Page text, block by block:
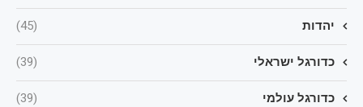
יהדות (45)
כדורגל ישראלי (39)
כדורגל עולמי (39)